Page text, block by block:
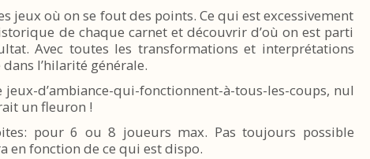
jeux où on se fout des points. Ce qui est excessivement
de chaque carnet et découvrir d’où on est parti
Avec toutes les transformations et interprétations
l’hilarité générale.
jeux-d’ambiance-qui-fonctionnent-à-tous-les-coups, nul
un fleuron !
pour 6 ou 8 joueurs max. Pas toujours possible
en fonction de ce qui est dispo.